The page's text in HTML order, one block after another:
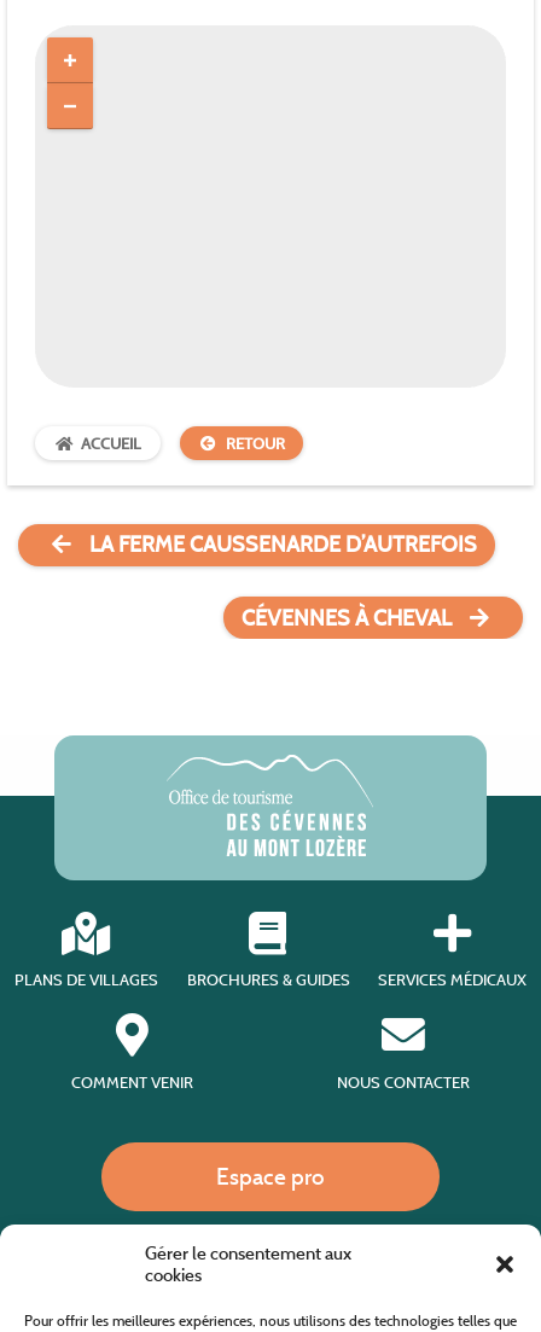
Gérer le consentement aux
cookies
Pour offrir les meilleures expériences, nous utilisons des technologies telles que
ACCUEIL RETOUR
LA FERME CAUSSENARDE D’AUTREFOIS
CÉVENNES À CHEVAL
PLANS DE VILLAGES BROCHURES & GUIDES SERVICES MÉDICAUX
COMMENT VENIR NOUS CONTACTER
Espace pro